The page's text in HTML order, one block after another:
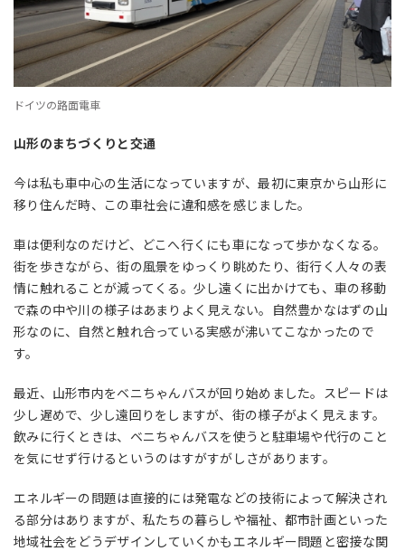
ドイツの路面電車
山形のまちづくりと交通
今は私も車中心の生活になっていますが、最初に東京から山形に
移り住んだ時、この車社会に違和感を感じました。
車は便利なのだけど、どこへ行くにも車になって歩かなくなる。
街を歩きながら、街の風景をゆっくり眺めたり、街行く人々の表
情に触れることが減ってくる。少し遠くに出かけても、車の移動
で森の中や川の様子はあまりよく見えない。自然豊かなはずの山
形なのに、自然と触れ合っている実感が沸いてこなかったので
す。
最近、山形市内をベニちゃんバスが回り始めました。スピードは
少し遅めで、少し遠回りをしますが、街の様子がよく見えます。
飲みに行くときは、ベニちゃんバスを使うと駐車場や代行のこと
を気にせず行けるというのはすがすがしさがあります。
エネルギーの問題は直接的には発電などの技術によって解決され
る部分はありますが、私たちの暮らしや福祉、都市計画といった
地域社会をどうデザインしていくかもエネルギー問題と密接な関